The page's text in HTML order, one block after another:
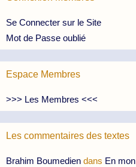
Se Connecter sur le Site
Mot de Passe oublié
Espace Membres
>>> Les Membres <<<
Les commentaires des textes
Brahim Boumedien dans En